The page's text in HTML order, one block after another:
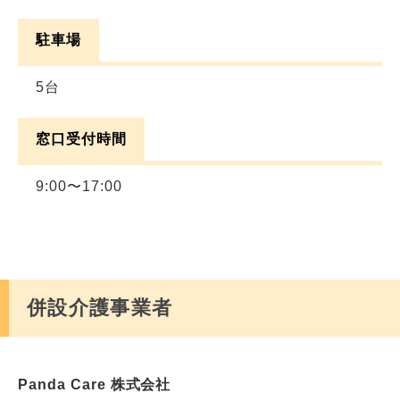
駐車場
5台
窓口受付時間
9:00〜17:00
併設介護事業者
Panda Care 株式会社